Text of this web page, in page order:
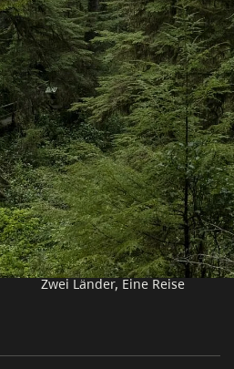
Unsere Websites
Reisebranche
Medien
Unternehmen
简体中文 – China
Auf dieser Website
Reisevorschläge
Praktische Tipps
Zwei Länder, Eine Reise